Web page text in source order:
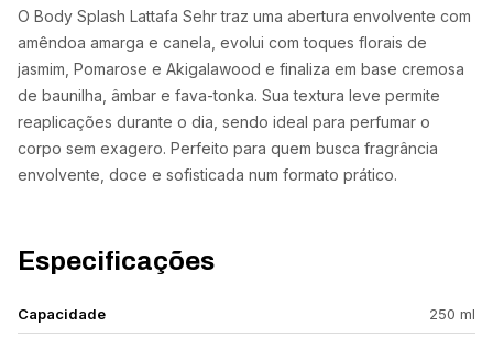
O Body Splash Lattafa Sehr traz uma abertura envolvente com
amêndoa amarga e canela, evolui com toques florais de
jasmim, Pomarose e Akigalawood e finaliza em base cremosa
de baunilha, âmbar e fava-tonka. Sua textura leve permite
reaplicações durante o dia, sendo ideal para perfumar o
corpo sem exagero. Perfeito para quem busca fragrância
envolvente, doce e sofisticada num formato prático.
Especificações
Capacidade 250 ml